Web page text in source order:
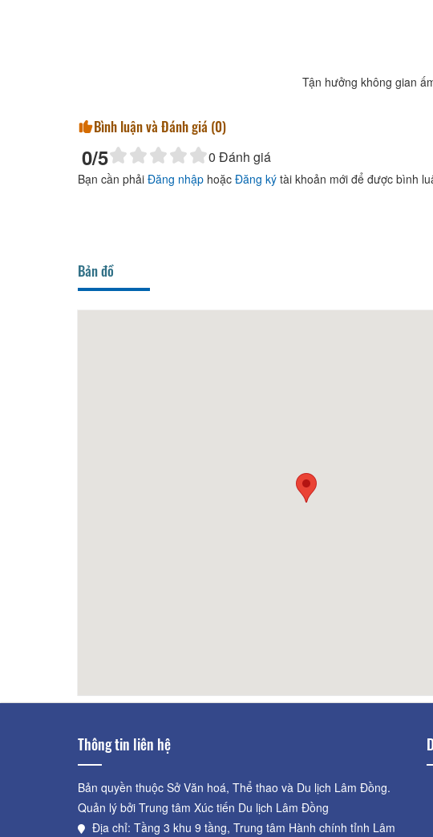
Tận hưởng không gian
Bình luận và Đánh giá (0)
0/5 0 Đánh giá
Bạn cần phải Đăng nhập hoặc Đăng ký tài khoản mới để được bình
Bản đồ
Thông tin liên hệ
Bản quyền thuộc Sở Văn hoá, Thể thao và Du lịch Lâm Đồng.
Quản lý bởi Trung tâm Xúc tiến Du lịch Lâm Đồng
Địa chỉ: Tầng 3 khu 9 tầng, Trung tâm Hành chính tỉnh Lâm